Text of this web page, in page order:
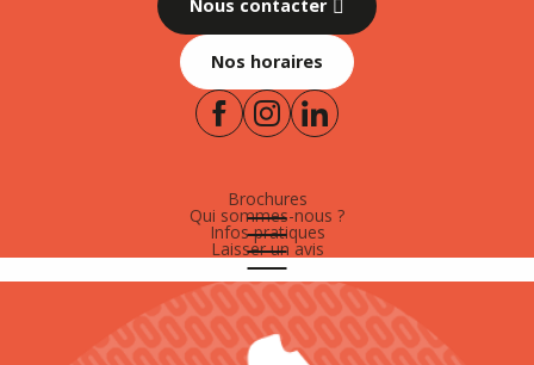
Nous contacter
Nos horaires
Brochures
Qui sommes-nous ?
Infos pratiques
Laisser un avis